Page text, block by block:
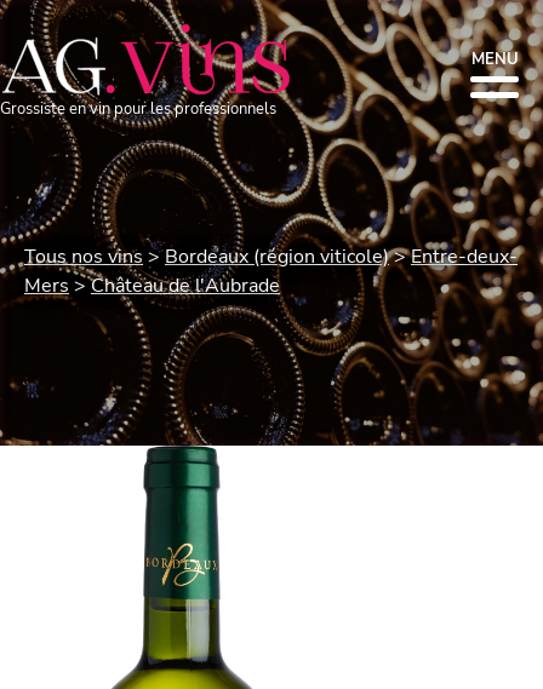
Grossiste en vin pour les professionnels
MENU
Tous nos vins Bordeaux (région viticole)
Entre-deux-
Mers
Château de l'Aubrade